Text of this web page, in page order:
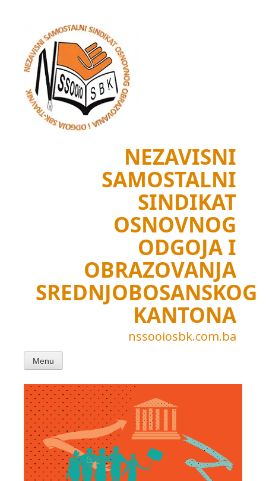
content
NEZAVISNI
SAMOSTALNI
SINDIKAT
OSNOVNOG
ODGOJA I
OBRAZOVANJA
SREDNJOBOSANSKOG
KANTONA
nssooiosbk.com.ba
Menu